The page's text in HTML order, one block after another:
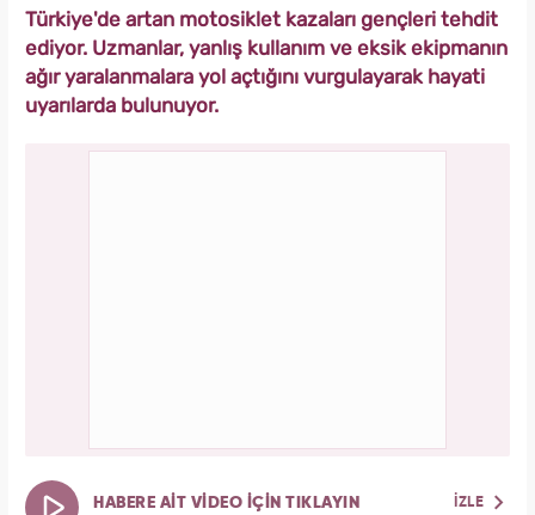
Türkiye'de artan motosiklet kazaları gençleri tehdit
ediyor. Uzmanlar, yanlış kullanım ve eksik ekipmanın
ağır yaralanmalara yol açtığını vurgulayarak hayati
uyarılarda bulunuyor.
HABERE AİT VİDEO İÇİN TIKLAYIN İZLE